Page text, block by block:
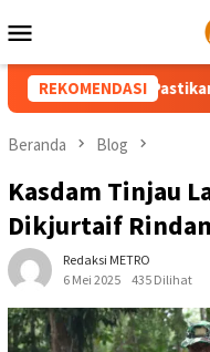
ke
Mobile
REKOMENDASI
UP3 Tahuna Pastikan
Beranda Blog
Kasdam Tinjau
Dikjurtaif
Redaksi METRO
6 Mei 2025
435 Dilihat